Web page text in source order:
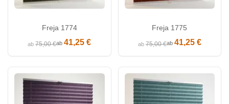
Freja 1774
ab75,00 €ab41,25 €
Freja 1775
ab75,00 €ab 41,25 €